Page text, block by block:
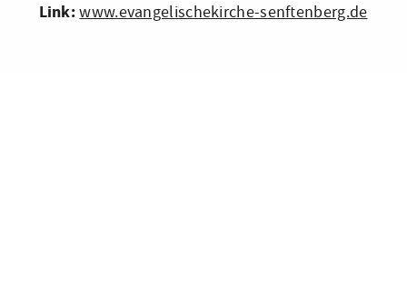
Link:www.evangelischekirche-senftenberg.de